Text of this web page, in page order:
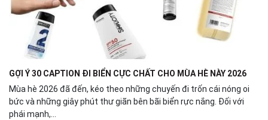
GỢI Ý 30 CAPTION ĐI BIỂN CỰC CHẤT CHO MÙA HÈ NÀY 2026
Mùa hè 2026 đã đến, kéo theo những chuyến đi trốn cái nóng oi
bức và những giây phút thư giãn bên bãi biển rực nắng. Đối với
phái mạnh,...